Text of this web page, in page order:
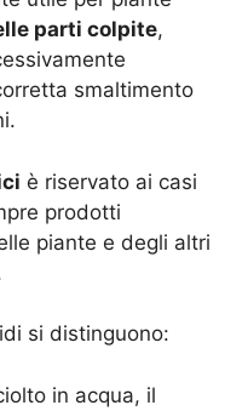
parti colpite,
smaltimento
è riservato ai casi
prodotti
piante e degli altri
si distinguono:
in acqua, il